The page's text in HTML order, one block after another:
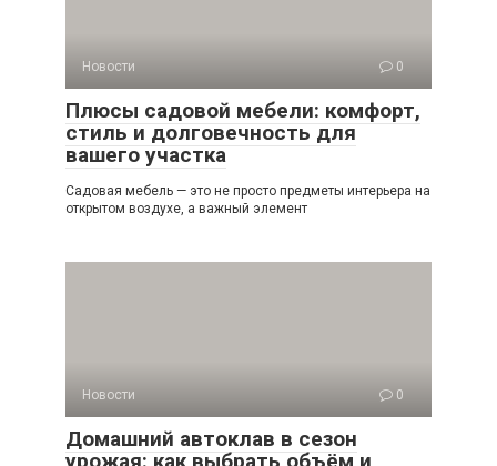
Новости 0
Плюсы садовой мебели: комфорт,
стиль и долговечность для
вашего участка
Садовая мебель — это не просто предметы интерьера на
открытом воздухе, а важный элемент
Новости 0
Домашний автоклав в сезон